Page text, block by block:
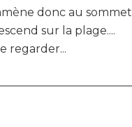
donc au sommet
sur la plage....
regarder...